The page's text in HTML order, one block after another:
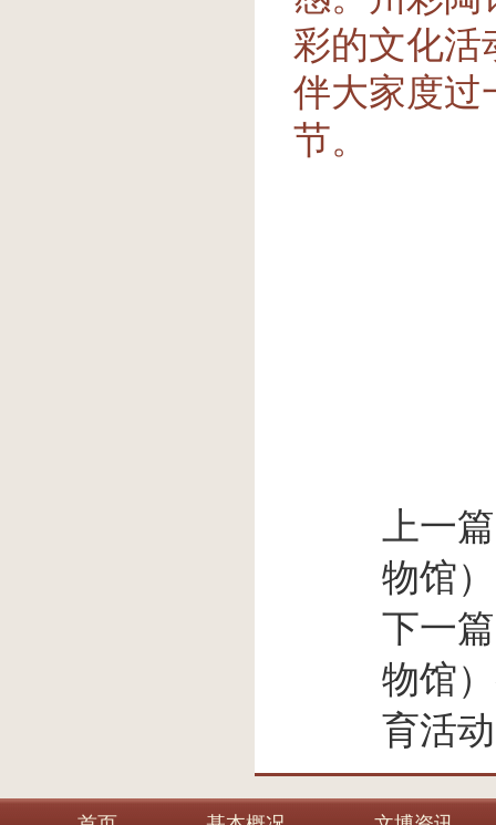
彩的文化活
伴大家度过
节。
上一
物馆
下一
物馆
育活动